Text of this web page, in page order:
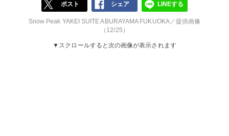
ポスト シェア LINEする
Snow Peak YAKEI SUITE ABURAYAMA FUKUOKA／提供画像
（12/25）
▼スクロールすると次の画像が表示されます